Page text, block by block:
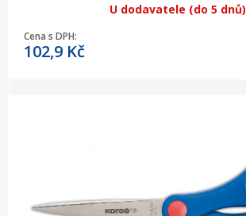
U dodavatele (do 5 dnů)
Cena s DPH:
102,9 Kč